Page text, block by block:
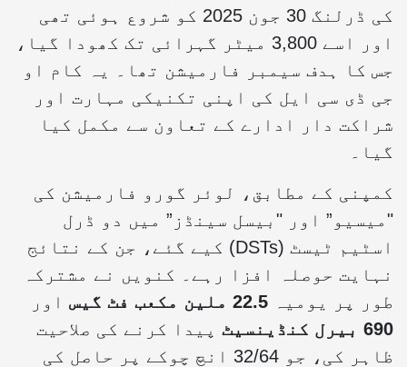
کی ڈرلنگ 30 جون 2025 کو شروع ہوئی تھی
اور اسے 3,800 میٹر گہرائی تک کھودا گیا،
جس کا ہدف سیمبر فارمیشن تھا۔ یہ کام او
جی ڈی سی ایل کی اپنی تکنیکی مہارت اور
شراکت دار ادارے کے تعاون سے مکمل کیا
گیا۔
کمپنی کے مطابق، لوئر گورو فارمیشن کی
"میسیو” اور "بیسل سینڈز” میں دو ڈرل
اسٹیم ٹیسٹ (DSTs) کیے گئے، جن کے نتائج
نہایت حوصلہ افزا رہے۔ کنویں نے مشترکہ
طور پر یومیہ 22.5 ملین مکعب فٹ گیس
اور
690 بیرل کنڈینسیٹ
پیدا کرنے کی صلاحیت
ظاہر کی، جو 32/64 انچ چوکے پر حاصل کی